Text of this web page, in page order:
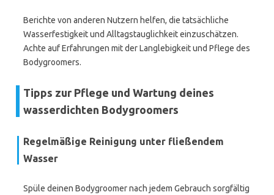
Berichte von anderen Nutzern helfen, die tatsächliche
Wasserfestigkeit und Alltagstauglichkeit einzuschätzen.
Achte auf Erfahrungen mit der Langlebigkeit und Pflege des
Bodygroomers.
Tipps zur Pflege und Wartung deines
wasserdichten Bodygroomers
Regelmäßige Reinigung unter fließendem
Wasser
Spüle deinen Bodygroomer nach jedem Gebrauch sorgfältig